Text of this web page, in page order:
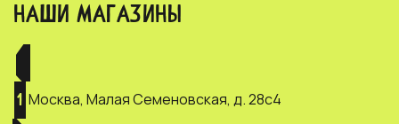
НАШИ МАГАЗИНЫ
1 Москва, Малая Семеновская, д. 28с4